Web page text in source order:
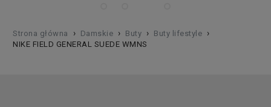
Strona główna › Damskie › Buty › Buty lifestyle ›
NIKE FIELD GENERAL SUEDE WMNS